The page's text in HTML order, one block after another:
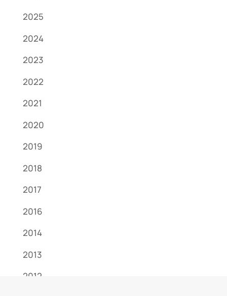
2025
2024
2023
2022
2021
2020
2019
2018
2017
2016
2014
2013
2012